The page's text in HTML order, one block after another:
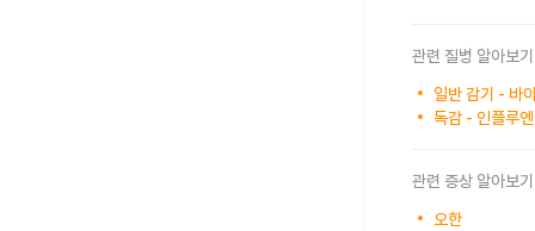
관련 질병 알아보기
일반 감기 - 바
독감 - 인플루
관련 증상 알아보기
오한